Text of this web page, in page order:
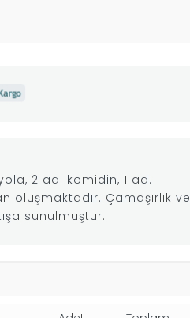
2 ad. komidin, 1 ad.
oluşmaktadır. Çamaşırlık ve
sunulmuştur.